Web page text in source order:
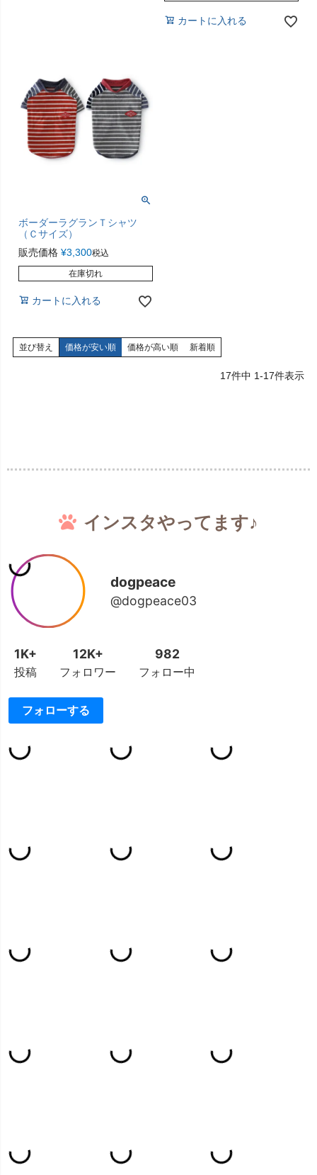
カートに入れる
ボーダーラグランＴシャツ
（Ｃサイズ）
販売価格 ¥3,300税込
在庫切れ
カートに入れる
並び替え 価格が安い順 価格が高い順 新着順
17件中 1-17件表示
インスタやってます♪